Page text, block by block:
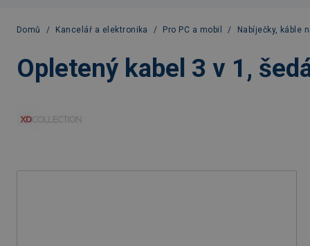
Domů / Kancelář a elektronika / Pro PC a mobil / Nabíječky, káble
Opletený kabel 3 v 1,